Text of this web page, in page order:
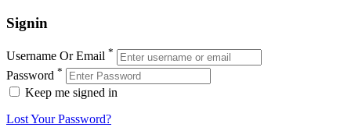
Signin
Username Or Email *
Password *
Keep me signed in
Lost Your Password?